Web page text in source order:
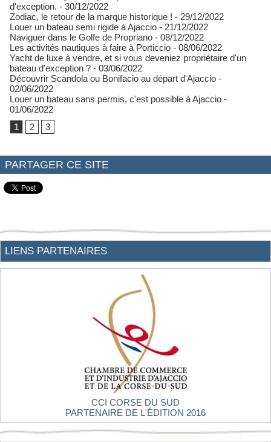
d'exception. - 30/12/2022
Zodiac, le retour de la marque historique ! - 29/12/2022
Louer un bateau semi rigide à Ajaccio - 21/12/2022
Naviguer dans le Golfe de Propriano - 08/12/2022
Les activités nautiques à faire à Porticcio - 08/06/2022
Yacht de luxe à vendre, et si vous deveniez propriétaire d'un
bateau d'exception ? - 03/06/2022
Découvrir Scandola ou Bonifacio au départ d'Ajaccio -
02/06/2022
Louer un bateau sans permis, c'est possible à Ajaccio -
01/06/2022
1
2 3
PARTAGER CE SITE
LIENS PARTENAIRES
CCI CORSE DU SUD
PARTENAIRE DE L'ÉDITION 2016